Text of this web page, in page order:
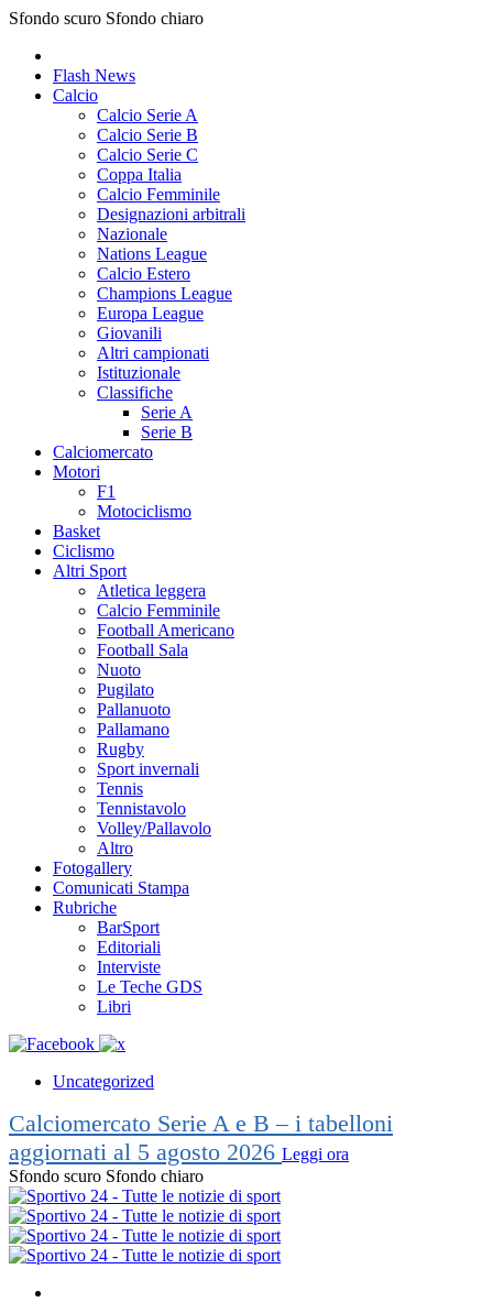
Sfondo scuro Sfondo chiaro
Flash News
Calcio
Calcio Serie A
Calcio Serie B
Calcio Serie C
Coppa Italia
Calcio Femminile
Designazioni arbitrali
Nazionale
Nations League
Calcio Estero
Champions League
Europa League
Giovanili
Altri campionati
Istituzionale
Classifiche
Serie A
Serie B
Calciomercato
Motori
F1
Motociclismo
Basket
Ciclismo
Altri Sport
Atletica leggera
Calcio Femminile
Football Americano
Football Sala
Nuoto
Pugilato
Pallanuoto
Pallamano
Rugby
Sport invernali
Tennis
Tennistavolo
Volley/Pallavolo
Altro
Fotogallery
Comunicati Stampa
Rubriche
BarSport
Editoriali
Interviste
Le Teche GDS
Libri
Uncategorized
Calciomercato Serie A e B – i tabelloni
aggiornati al 5 agosto 2026 Leggi ora
Sfondo scuro Sfondo chiaro